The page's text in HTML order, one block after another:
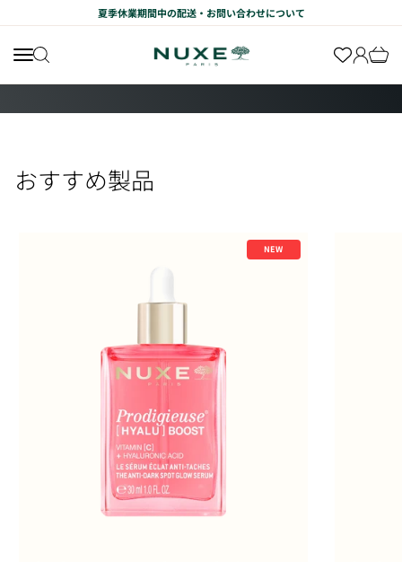
コンテンツへスキップ夏季休業期間中の配送・お問い合わせについて
Translation missing: ja.header.general.menu
Translation missing: ja.header.general.search
ニュクス公式オンラインショップ
SHOP
I18n Error: Missing interpolation value "page" for "項目に移動する {{
I18n Error: Missing interpolation value "page" for "項目に移動する
I18n Error: Missing interpolation value "page" for "項目に移動する
I18n Error: Missing interpolation value "page" for "項目に移動す
おすすめ製品
NEW